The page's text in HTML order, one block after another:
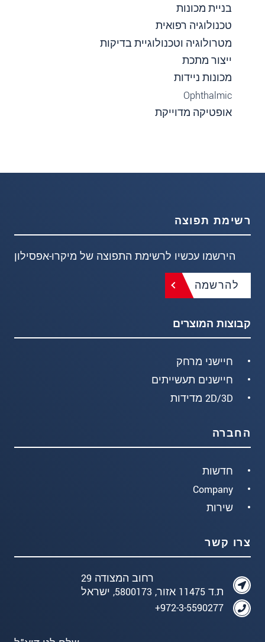
בניית מכונות
טכנולוגיה רפואית
מטרולוגיה וטכנולוגיית בדיקות
ייצור מתכת
מכונות ניידות
Ophthalmic
אופטיקה מדוייקת
רשימת תפוצה
הירשמו עכשיו לרשימת התפוצה של מיקרו-אפסילון
להרשמה
קבוצות המוצרים
חיישני מרחק
חיישנים תעשייתים
2D/3D מדידות
החברה
חדשות
Company
שירות
צרו קשר
רחוב המצודה 29
ת.ד 11475 אזור, 5800173, ישראל
972-3-5590277+